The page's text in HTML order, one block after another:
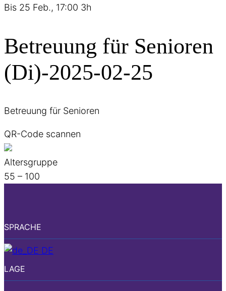
Bis 25 Feb., 17:00 3h
Betreuung für Senioren
(Di)-2025-02-25
Betreuung für Senioren
QR-Code scannen
Altersgruppe
55 – 100
SPRACHE
DE
LAGE